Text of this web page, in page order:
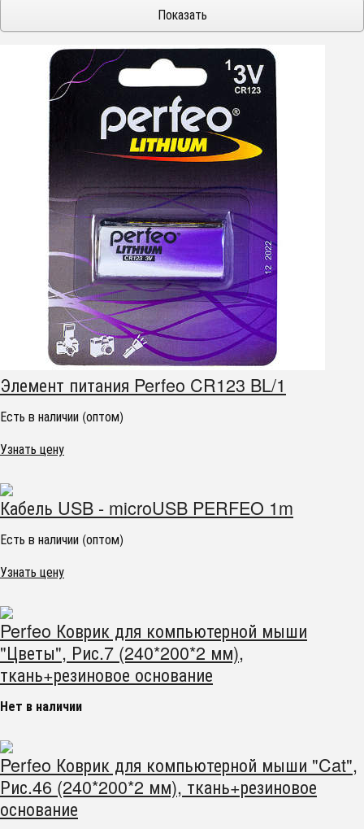
Элемент питания Perfeo CR123 BL/1
Есть в наличии (оптом)
Узнать цену
Кабель USB - microUSB PERFEO 1m
Есть в наличии (оптом)
Узнать цену
Perfeo Коврик для компьютерной мыши
"Цветы", Рис.7 (240*200*2 мм),
ткань+резиновое основание
Нет в наличии
Perfeo Коврик для компьютерной мыши "Cat",
Рис.46 (240*200*2 мм), ткань+резиновое
основание